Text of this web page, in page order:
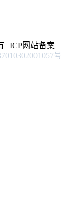
| ICP网站备案
号